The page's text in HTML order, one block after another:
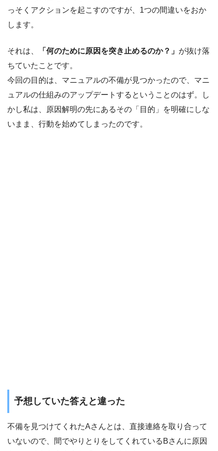
っそくアクションを起こすのですが、1つの間違いをおか
します。
それは、 「何のために原因を突き止めるのか？」 が抜け落
ちていたことです。
今回の目的は、マニュアルの不備が見つかったので、マニ
ュアルの仕組みのアップデートするということのはず。し
かし私は、原因解明の先にあるその「目的」を明確にしな
いまま、行動を始めてしまったのです。
予想していた答えと違った
不備を見つけてくれたAさんとは、直接連絡を取り合って
いないので、間でやりとりをしてくれているBさんに原因